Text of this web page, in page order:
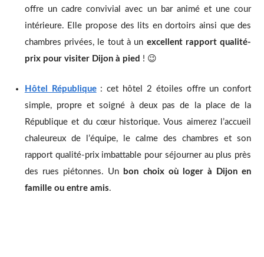
offre un cadre convivial avec un bar animé et une cour
intérieure. Elle propose des lits en dortoirs ainsi que des
chambres privées, le tout à un excellent rapport qualité-
prix pour visiter Dijon à pied ! 😉
Hôtel République: cet hôtel 2 étoiles offre un confort
simple, propre et soigné à deux pas de la place de la
République et du cœur historique. Vous aimerez l’accueil
chaleureux de l’équipe, le calme des chambres et son
rapport qualité-prix imbattable pour séjourner au plus près
des rues piétonnes. Un bon choix où loger à Dijon en
famille ou entre amis.